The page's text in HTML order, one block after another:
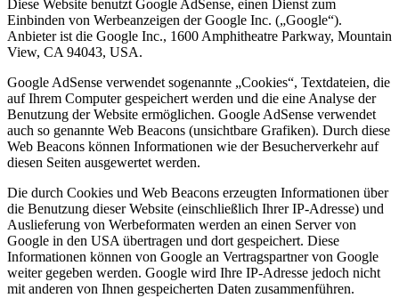
Diese Website benutzt Google AdSense, einen Dienst zum
Einbinden von Werbeanzeigen der Google Inc. („Google“).
Anbieter ist die Google Inc., 1600 Amphitheatre Parkway, Mountain
View, CA 94043, USA.
Google AdSense verwendet sogenannte „Cookies“, Textdateien, die
auf Ihrem Computer gespeichert werden und die eine Analyse der
Benutzung der Website ermöglichen. Google AdSense verwendet
auch so genannte Web Beacons (unsichtbare Grafiken). Durch diese
Web Beacons können Informationen wie der Besucherverkehr auf
diesen Seiten ausgewertet werden.
Die durch Cookies und Web Beacons erzeugten Informationen über
die Benutzung dieser Website (einschließlich Ihrer IP-Adresse) und
Auslieferung von Werbeformaten werden an einen Server von
Google in den USA übertragen und dort gespeichert. Diese
Informationen können von Google an Vertragspartner von Google
weiter gegeben werden. Google wird Ihre IP-Adresse jedoch nicht
mit anderen von Ihnen gespeicherten Daten zusammenführen.